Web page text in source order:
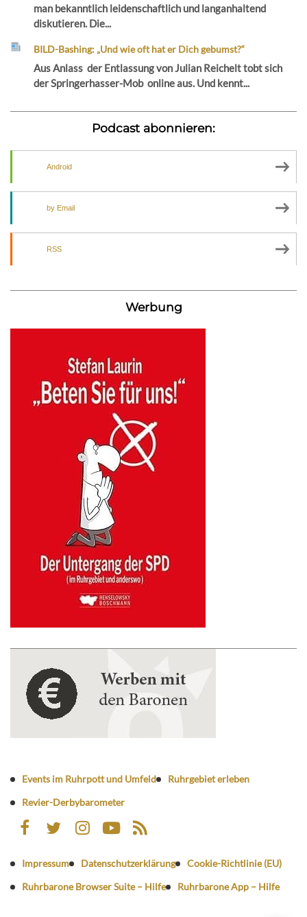
man bekanntlich leidenschaftlich und langanhaltend
diskutieren. Die...
BILD-Bashing: „Und wie oft hat er Dich gebumst?“
Aus Anlass der Entlassung von Julian Reichelt tobt sich
der Springerhasser-Mob online aus. Und kennt...
Podcast abonnieren:
Android
by Email
RSS
Werbung
Events im Ruhrpott und Umfeld
Ruhrgebiet erleben
Revier-Derbybarometer
Impressum Datenschutzerklärung
Cookie-Richtlinie (EU)
Ruhrbarone Browser Suite – Hilfe
Ruhrbarone App – Hilfe